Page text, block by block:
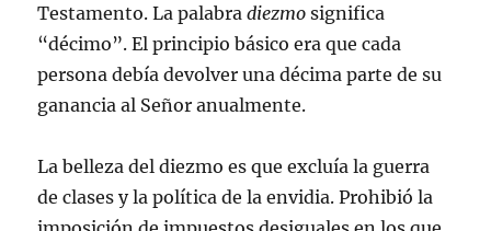
Testamento. La palabradiezmo significa
“décimo”. El principio básico era que cada
persona debía devolver una décima parte de su
ganancia al Señor anualmente.
La belleza del diezmo es que excluía la guerra
de clases y la política de la envidia. Prohibió la